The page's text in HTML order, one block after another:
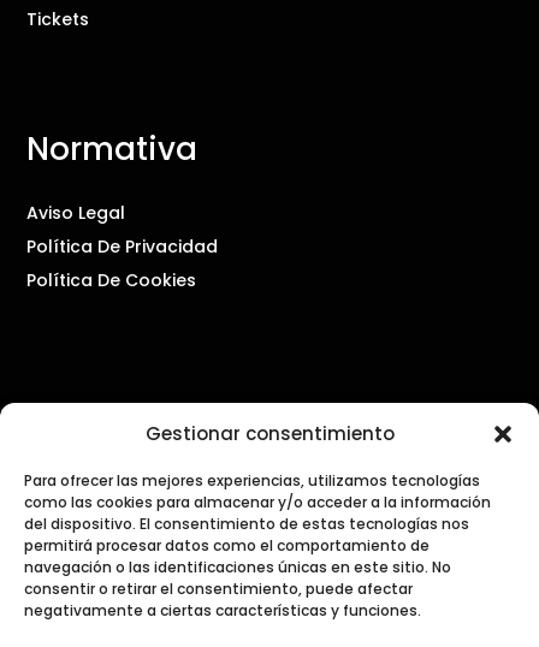
Gestionar consentimiento
Para ofrecer las mejores experiencias, utilizamos tecnologías
como las cookies para almacenar y/o acceder a la información
del dispositivo. El consentimiento de estas tecnologías nos
permitirá procesar datos como el comportamiento de
navegación o las identificaciones únicas en este sitio. No
consentir o retirar el consentimiento, puede afectar
negativamente a ciertas características y funciones.
Tickets
Normativa
Aviso Legal
Política De Privacidad
Política De Cookies
Contacto
PRENSA Y COMUNICACIÓN
press@dialogosdecocina.com
GENERAL
info@dialogosdecocina.com